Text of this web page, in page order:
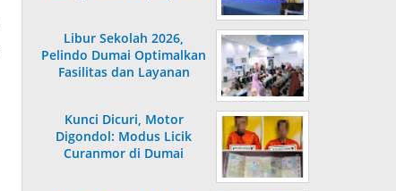
Libur Sekolah 2026,
Pelindo Dumai Optimalkan
Fasilitas dan Layanan
Kunci Dicuri, Motor
Digondol: Modus Licik
Curanmor di Dumai